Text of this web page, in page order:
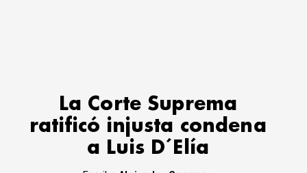
La Corte Suprema
ratificó injusta condena
a Luis D´Elía